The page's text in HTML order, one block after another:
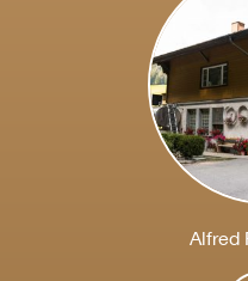
Alfred